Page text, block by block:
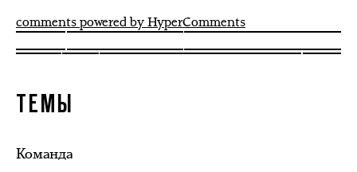
comments powered by HyperComments
ТЕМЫ
Команда